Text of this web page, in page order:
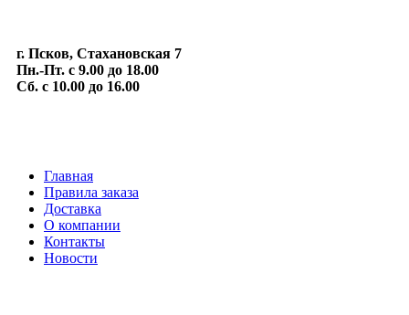
г. Псков, Стахановская 7
Пн.-Пт. с 9.00 до 18.00
Сб. с 10.00 до 16.00
Главная
Правила заказа
Доставка
О компании
Контакты
Новости